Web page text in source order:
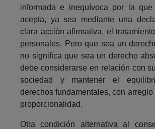
informada e inequívoca por la
acepta, ya sea mediante una
clara acción afirmativa, el
personales. Pero que sea un
no significa que sea un derecho
debe considerarse en relación con
sociedad y mantener el
derechos fundamentales, con
proporcionalidad.
Otra condición alternativa al